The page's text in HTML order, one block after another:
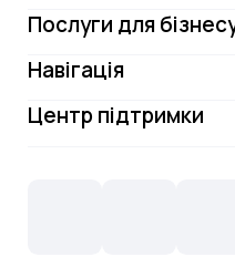
Інтернет
Інтернет + ТБ
Цифрове
Послуги для
Інтернет для бізнесу
Відеонагляд
Навігація
Акції
Центр підтримки